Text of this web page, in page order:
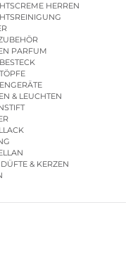
HERREN
PARFUM
& LEUCHTEN
& KERZEN